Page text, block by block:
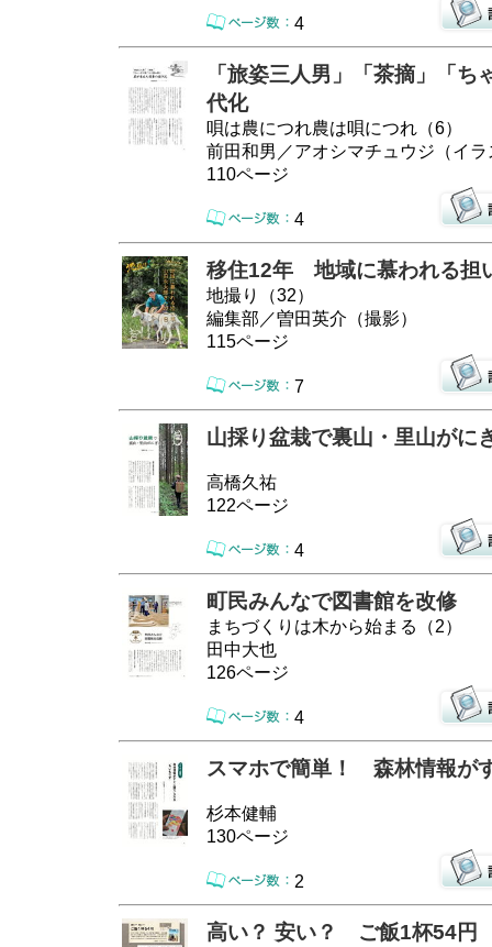
4
「旅姿三人男」「茶摘」「
代化
唄は農につれ農は唄につれ（6）
前田和男／アオシマチュウジ（イラ
110ページ
4
移住12年 地域に慕われる担
地撮り（32）
編集部／曽田英介（撮影）
115ページ
7
山採り盆栽で裏山・里山がに
高橋久祐
122ページ
4
町民みんなで図書館を改修
まちづくりは木から始まる（2）
田中大也
126ページ
4
スマホで簡単！ 森林情報が
杉本健輔
130ページ
2
高い？ 安い？ ご飯1杯54円